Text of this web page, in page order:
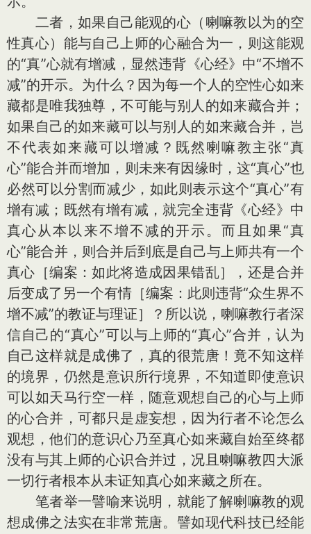
二者，如果自己能观的心（喇嘛教以为的空
性真心）能与自己上师的心融合为一，则这能观
的“真”心就有增减，显然违背《心经》中“不增不
减”的开示。为什么？因为每一个人的空性心如来
藏都是唯我独尊，不可能与别人的如来藏合并；
如果自己的如来藏可以与别人的如来藏合并，岂
不代表如来藏可以增减？既然喇嘛教主张“真
心”能合并而增加，则未来有因缘时，这“真心”也
必然可以分割而减少，如此则表示这个“真心”有
增有减；既然有增有减，就完全违背《心经》中
真心从本以来不增不减的开示。而且如果“真
心”能合并，则合并后到底是自己与上师共有一个
真心［编案：如此将造成因果错乱］，还是合并
后变成了另一个有情［编案：此则违背“众生界不
增不减”的教证与理证］？所以说，喇嘛教行者深
信自己的“真心”可以与上师的“真心”合并，认为
自己这样就是成佛了，真的很荒唐！竟不知这样
的境界，仍然是意识所行境界，不知道即使意识
可以如天马行空一样，随意观想自己的心与上师
的心合并，可都只是虚妄想，因为行者不论怎么
观想，他们的意识心乃至真心如来藏自始至终都
没有与其上师的心识合并过，况且喇嘛教四大派
一切行者根本从未证知真心如来藏之所在。
笔者举一譬喻来说明，就能了解喇嘛教的观
想成佛之法实在非常荒唐。譬如现代科技已经能